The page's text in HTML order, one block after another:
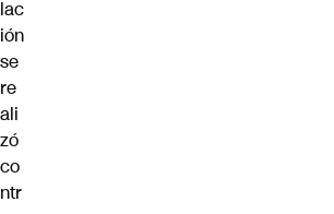
lac
ión
se
re
ali
zó
co
ntr